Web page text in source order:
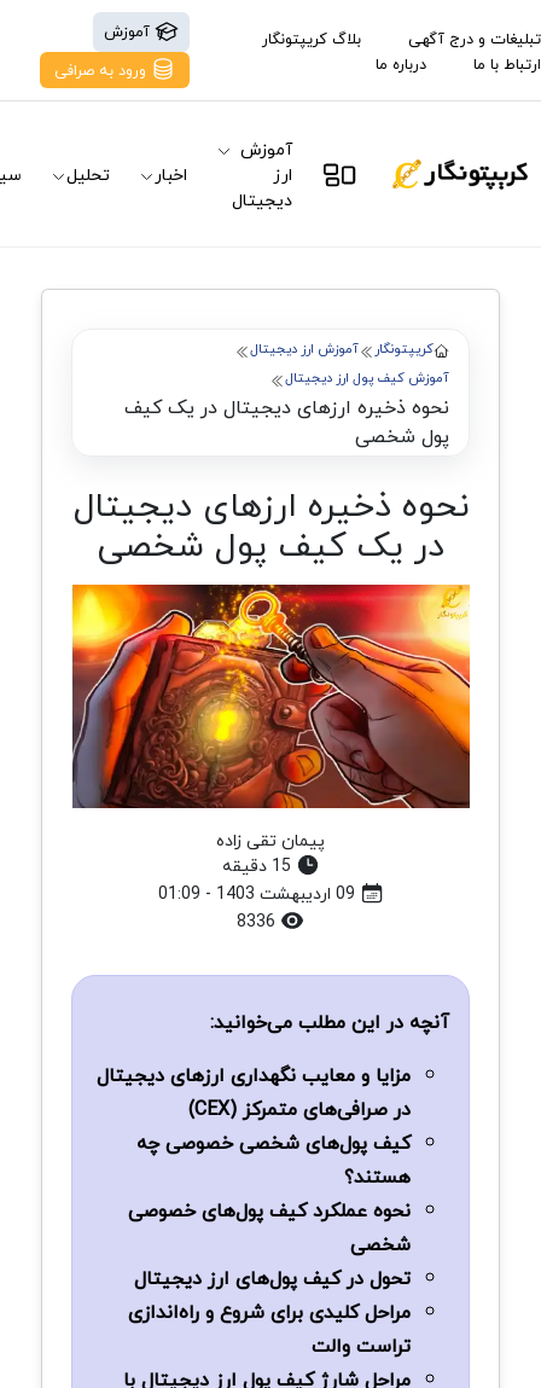
تبلیغات و درج آگهی
بلاگ کریپتونگار
ارتباط با ما
درباره ما
آموزش
ورود به صرافی
آموزش
ارز
دیجیتال
اخبار تحلیل
کریپتونگار
آموزش ارز دیجیتال
آموزش کیف پول ارز دیجیتال
نحوه ذخیره ارزهای دیجیتال در یک کیف
پول شخصی
نحوه ذخیره ارزهای دیجیتال
در یک کیف پول شخصی
پیمان تقی زاده
آنچه در این مطلب می‌خوانید:
مزایا و معایب نگهداری ارزهای دیجیتال
در صرافی‌های متمرکز (CEX)
کیف پول‌های شخصی خصوصی چه
هستند؟
نحوه عملکرد کیف پول‌های خصوصی
شخصی
تحول در کیف پول‌های ارز دیجیتال
مراحل کلیدی برای شروع و راه‌اندازی
تراست والت
مراحل شارژ کیف پول ارز دیجیتال با